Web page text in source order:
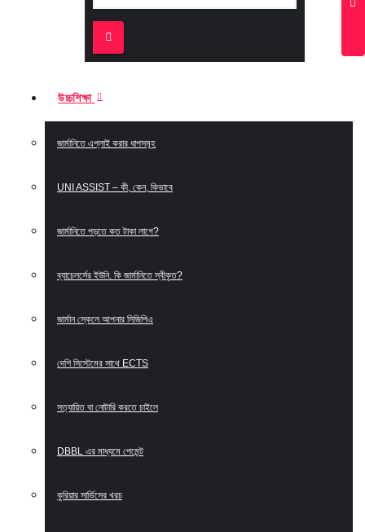
উচ্চশিক্ষা
জার্মানিতে এপ্লাই করার ধাপসমূহ
UNI ASSIST – কী, কেন, কিভাবে
জার্মানিতে পড়তে কত টাকা লাগে?
ব্যাচেলর্সের ইউনি. কি জার্মানিতে স্বীকৃত?
জার্মান স্কেলে আপনার সিজিপিএ
দেশি সিস্টেমের সাথে ECTS
সত্যায়িত বা নোটারি করতে চাইলে
DBBL এর মাধ্যমে পেমেন্ট
কুরিয়ার সার্ভিসের খরচ